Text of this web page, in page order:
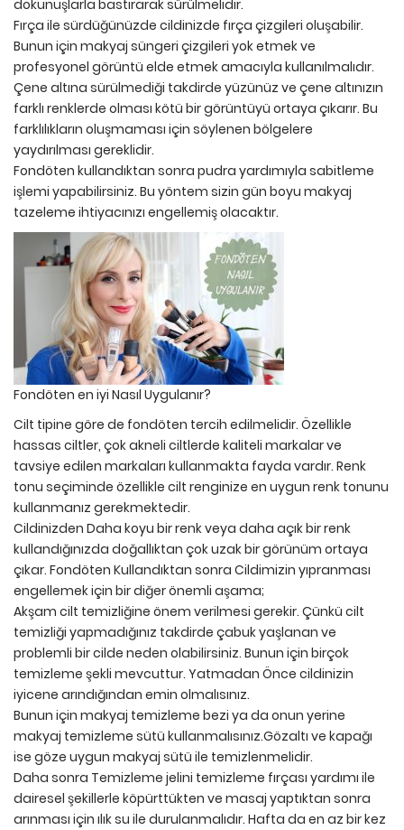
dokunuşlarla bastırarak sürülmelidir.
Fırça ile sürdüğünüzde cildinizde fırça çizgileri oluşabilir.
Bunun için makyaj süngeri çizgileri yok etmek ve
profesyonel görüntü elde etmek amacıyla kullanılmalıdır.
Çene altına sürülmediği takdirde yüzünüz ve çene altınızın
farklı renklerde olması kötü bir görüntüyü ortaya çıkarır. Bu
farklılıkların oluşmaması için söylenen bölgelere
yaydırılması gereklidir.
Fondöten kullandıktan sonra pudra yardımıyla sabitleme
işlemi yapabilirsiniz. Bu yöntem sizin gün boyu makyaj
tazeleme ihtiyacınızı engellemiş olacaktır.
Fondöten en iyi Nasıl Uygulanır?
Cilt tipine göre de fondöten tercih edilmelidir. Özellikle
hassas ciltler, çok akneli ciltlerde kaliteli markalar ve
tavsiye edilen markaları kullanmakta fayda vardır. Renk
tonu seçiminde özellikle cilt renginize en uygun renk tonunu
kullanmanız gerekmektedir.
Cildinizden Daha koyu bir renk veya daha açık bir renk
kullandığınızda doğallıktan çok uzak bir görünüm ortaya
çıkar. Fondöten Kullandıktan sonra Cildimizin yıpranması
engellemek için bir diğer önemli aşama;
Akşam cilt temizliğine önem verilmesi gerekir. Çünkü cilt
temizliği yapmadığınız takdirde çabuk yaşlanan ve
problemli bir cilde neden olabilirsiniz. Bunun için birçok
temizleme şekli mevcuttur. Yatmadan Önce cildinizin
iyicene arındığından emin olmalısınız.
Bunun için makyaj temizleme bezi ya da onun yerine
makyaj temizleme sütü kullanmalısınız.Gözaltı ve kapağı
ise göze uygun makyaj sütü ile temizlenmelidir.
Daha sonra Temizleme jelini temizleme fırçası yardımı ile
dairesel şekillerle köpürttükten ve masaj yaptıktan sonra
arınması için ılık su ile durulanmalıdır. Hafta da en az bir kez